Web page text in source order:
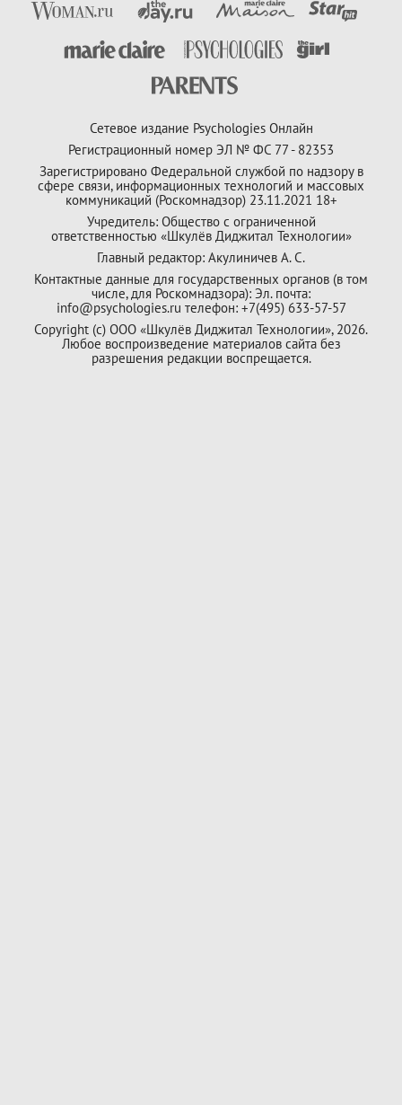
Сетевое издание Psychologies Онлайн
Регистрационный номер ЭЛ № ФС 77 - 82353
Зарегистрировано Федеральной службой по надзору в
сфере связи, информационных технологий и массовых
коммуникаций (Роскомнадзор) 23.11.2021 18+
Учредитель: Общество с ограниченной
ответственностью «Шкулёв Диджитал Технологии»
Главный редактор: Акулиничев А. С.
Контактные данные для государственных органов (в том
числе, для Роскомнадзора): Эл. почта:
info@psychologies.ru телефон: +7(495) 633-57-57
Copyright (с) ООО «Шкулёв Диджитал Технологии», 2026.
Любое воспроизведение материалов сайта без
разрешения редакции воспрещается.